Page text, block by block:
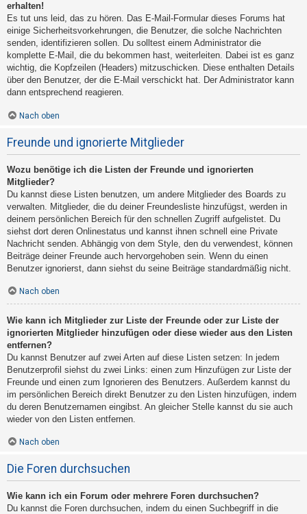
erhalten!
Es tut uns leid, das zu hören. Das E-Mail-Formular dieses Forums hat
einige Sicherheitsvorkehrungen, die Benutzer, die solche Nachrichten
senden, identifizieren sollen. Du solltest einem Administrator die
komplette E-Mail, die du bekommen hast, weiterleiten. Dabei ist es ganz
wichtig, die Kopfzeilen (Headers) mitzuschicken. Diese enthalten Details
über den Benutzer, der die E-Mail verschickt hat. Der Administrator kann
dann entsprechend reagieren.
Nach oben
Freunde und ignorierte Mitglieder
Wozu benötige ich die Listen der Freunde und ignorierten
Mitglieder?
Du kannst diese Listen benutzen, um andere Mitglieder des Boards zu
verwalten. Mitglieder, die du deiner Freundesliste hinzufügst, werden in
deinem persönlichen Bereich für den schnellen Zugriff aufgelistet. Du
siehst dort deren Onlinestatus und kannst ihnen schnell eine Private
Nachricht senden. Abhängig von dem Style, den du verwendest, können
Beiträge deiner Freunde auch hervorgehoben sein. Wenn du einen
Benutzer ignorierst, dann siehst du seine Beiträge standardmäßig nicht.
Nach oben
Wie kann ich Mitglieder zur Liste der Freunde oder zur Liste der
ignorierten Mitglieder hinzufügen oder diese wieder aus den Listen
entfernen?
Du kannst Benutzer auf zwei Arten auf diese Listen setzen: In jedem
Benutzerprofil siehst du zwei Links: einen zum Hinzufügen zur Liste der
Freunde und einen zum Ignorieren des Benutzers. Außerdem kannst du
im persönlichen Bereich direkt Benutzer zu den Listen hinzufügen, indem
du deren Benutzernamen eingibst. An gleicher Stelle kannst du sie auch
wieder von den Listen entfernen.
Nach oben
Die Foren durchsuchen
Wie kann ich ein Forum oder mehrere Foren durchsuchen?
Du kannst die Foren durchsuchen, indem du einen Suchbegriff in die